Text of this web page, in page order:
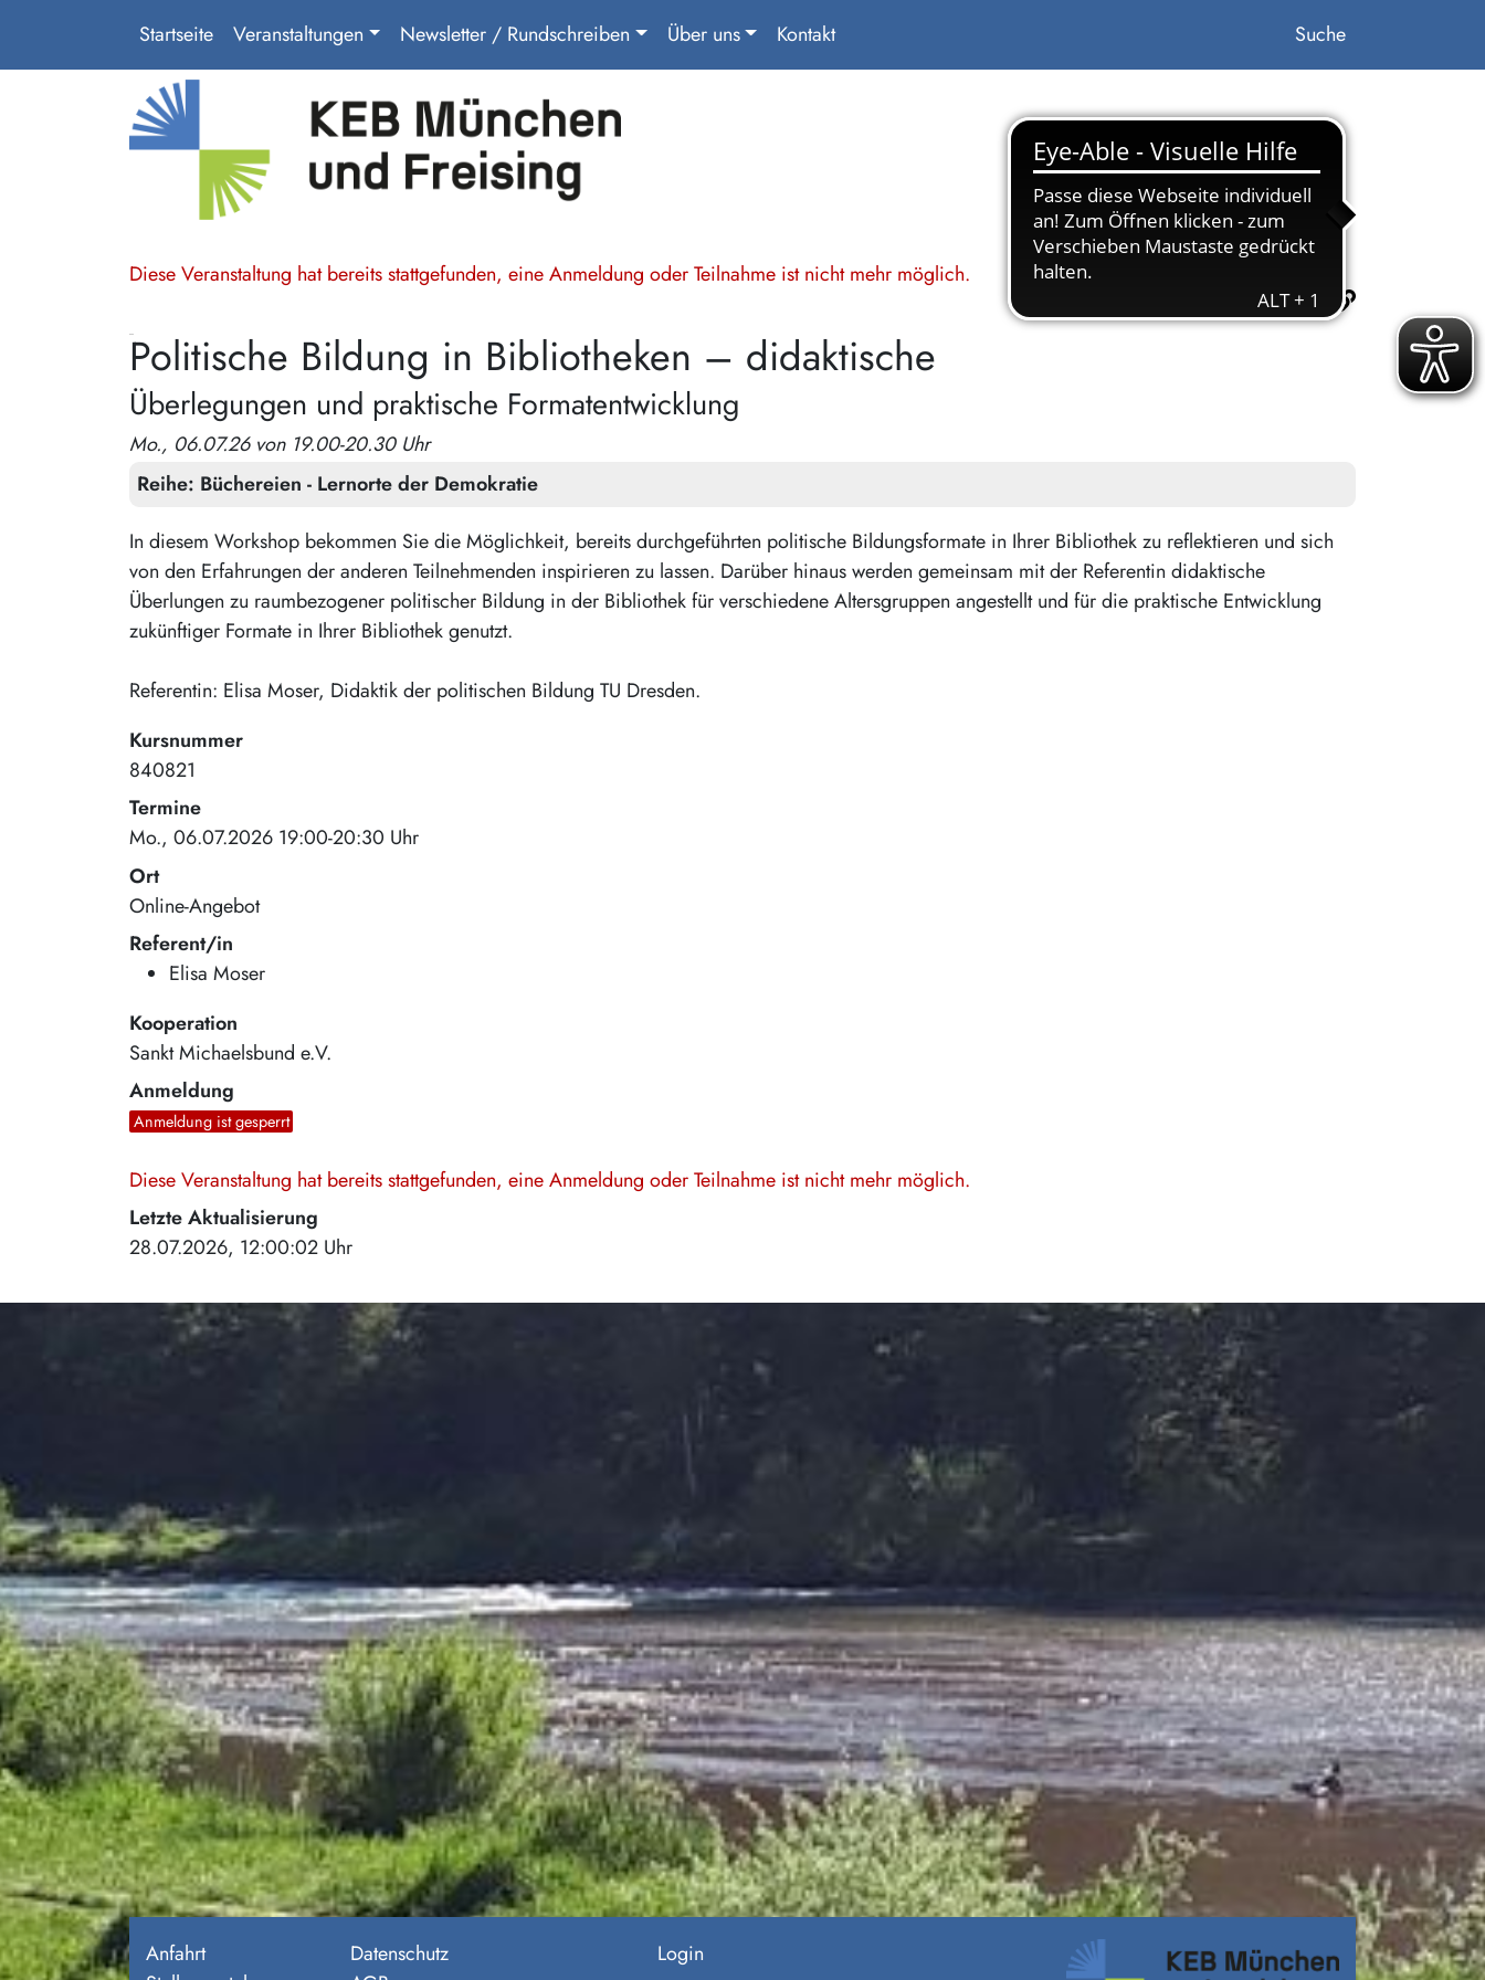
Startseite Veranstaltungen Newsletter / Rundschreiben Über uns Kontakt Suche
Diese Veranstaltung hat bereits stattgefunden, eine Anmeldung oder Teilnahme ist nicht mehr möglich.
Politische Bildung in Bibliotheken – didaktische
Überlegungen und praktische Formatentwicklung
Mo., 06.07.26 von 19.00-20.30 Uhr
Reihe: Büchereien - Lernorte der Demokratie
In diesem Workshop bekommen Sie die Möglichkeit, bereits durchgeführten politische Bildungsformate in Ihrer Bibliothek zu reflektieren und sich
von den Erfahrungen der anderen Teilnehmenden inspirieren zu lassen. Darüber hinaus werden gemeinsam mit der Referentin didaktische
Überlungen zu raumbezogener politischer Bildung in der Bibliothek für verschiedene Altersgruppen angestellt und für die praktische Entwicklung
zukünftiger Formate in Ihrer Bibliothek genutzt.
Referentin: Elisa Moser, Didaktik der politischen Bildung TU Dresden.
Kursnummer
840821
Termine
Mo., 06.07.2026 19:00-20:30 Uhr
Ort
Online-Angebot
Referent/in
Elisa Moser
Kooperation
Sankt Michaelsbund e.V.
Anmeldung
Anmeldung ist gesperrt
Diese Veranstaltung hat bereits stattgefunden, eine Anmeldung oder Teilnahme ist nicht mehr möglich.
Letzte Aktualisierung
28.07.2026, 12:00:02 Uhr
Anfahrt
Datenschutz
Login